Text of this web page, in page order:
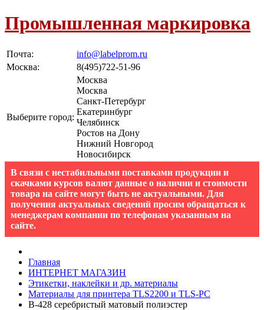
Промышленная маркировка
Почта:
info@labelprom.ru
Москва: 8(495)722-51-96
Выберите город:
Москва
Москва
Санкт-Петербург
Екатеринбург
Челябинск
Ростов на Дону
Нижний Новгород
Новосибирск
В связи с нестабильными поставками продукции и
скачками курсов валют данные о наличии и стоимости
товара на сайте могут быть не актуальными. Для
получения актуальных сведений просим обращаться к
менеджерам компании по телефонам указанным на
сайте.
Главная
ИНТЕРНЕТ МАГАЗИН
Этикетки, наклейки и др. материалы
Материалы для принтера TLS2200 и TLS-PC
B-428 серебристый матовый полиэстер